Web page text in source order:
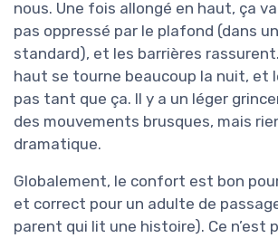
nous. Une fois allongé en haut, ça
pas oppressé par le plafond (dans
standard), et les barrières
haut se tourne beaucoup la nuit, et
pas tant que ça. Il y a un léger
des mouvements brusques, mais
dramatique.
Globalement, le confort est bon
et correct pour un adulte de
parent qui lit une histoire). Ce n’est